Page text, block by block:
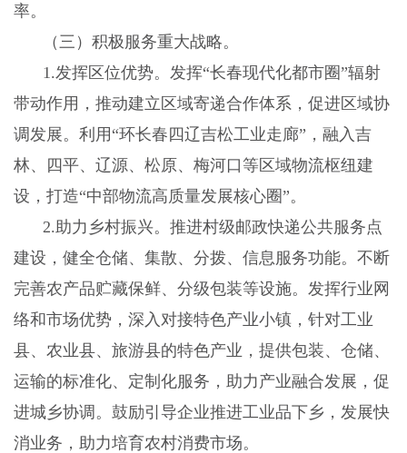
率。
（三）积极服务重大战略。
1 .发挥区位优势。发挥“长春现代化都市圈”辐射
带动作用，推动建立区域寄递合作体系，促进区域协
调发展。利用“环长春四辽吉松工业走廊”，融入吉
林、四平、辽源、松原、梅河口等区域物流枢纽建
设，打造“中部物流高质量发展核心圈”。
2.助力乡村振兴。推进村级邮政快递公共服务点
建设，健全仓储、集散、分拨、信息服务功能。不断
完善农产品贮藏保鲜、分级包装等设施。发挥行业网
络和市场优势，深入对接特色产业小镇，针对工业
县、农业县、旅游县的特色产业，提供包装、仓储、
运输的标准化、定制化服务，助力产业融合发展，促
进城乡协调。鼓励引导企业推进工业品下乡，发展快
消业务，助力培育农村消费市场。